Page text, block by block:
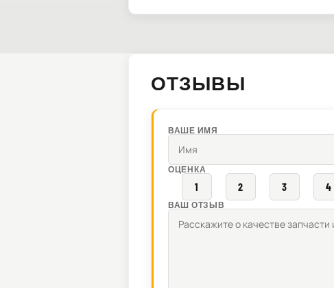
ОТЗЫВЫ
ВАШЕ ИМЯ
ОЦЕНКА
1 2 3 4
ВАШ ОТЗЫВ